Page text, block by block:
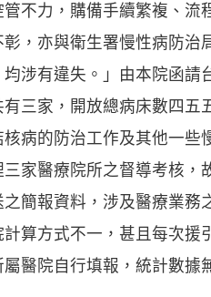
不力，購備手續繁複、流
，亦與衛生署慢性病防治
涉有違失。」由本院函請
家，開放總病床數四五
病的防治工作及其他一些
家醫療院所之督導考核，
簡報資料，涉及醫療業務
算方式不一，甚且每次援
醫院自行填報，統計數據